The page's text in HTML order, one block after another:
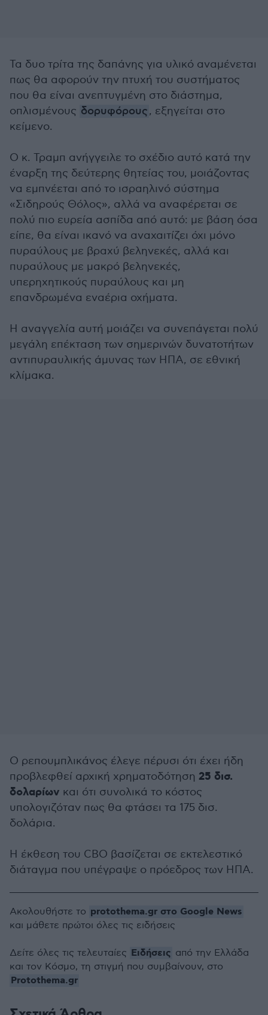
Τα δυο τρίτα της δαπάνης για υλικό αναμένεται
πως θα αφορούν την πτυχή του συστήματος
που θα είναι ανεπτυγμένη στο διάστημα,
οπλισμένους δορυφόρους, εξηγείται στο
κείμενο.
Ο κ. Τραμπ ανήγγειλε το σχέδιο αυτό κατά την
έναρξη της δεύτερης θητείας του, μοιάζοντας
να εμπνέεται από το ισραηλινό σύστημα
«Σιδηρούς Θόλος», αλλά να αναφέρεται σε
πολύ πιο ευρεία ασπίδα από αυτό: με βάση όσα
είπε, θα είναι ικανό να αναχαιτίζει όχι μόνο
πυραύλους με βραχύ βεληνεκές, αλλά και
πυραύλους με μακρό βεληνεκές,
υπερηχητικούς πυραύλους και μη
επανδρωμένα εναέρια οχήματα.
Η αναγγελία αυτή μοιάζει να συνεπάγεται πολύ
μεγάλη επέκταση των σημερινών δυνατοτήτων
αντιπυραυλικής άμυνας των ΗΠΑ, σε εθνική
κλίμακα.
Ο ρεπουμπλικάνος έλεγε πέρυσι ότι έχει ήδη
προβλεφθεί αρχική χρηματοδότηση 25 δισ.
δολαρίων και ότι συνολικά το κόστος
υπολογιζόταν πως θα φτάσει τα 175 δισ.
δολάρια.
Η έκθεση του CBO βασίζεται σε εκτελεστικό
διάταγμα που υπέγραψε ο πρόεδρος των ΗΠΑ.
Ακολουθήστε το protothema.gr στο Google News
και μάθετε πρώτοι όλες τις ειδήσεις
Δείτε όλες τις τελευταίες Ειδήσεις από την Ελλάδα
και τον Κόσμο, τη στιγμή που συμβαίνουν, στο
Protothema.gr